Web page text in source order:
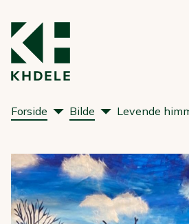
Forside Bilde Levende